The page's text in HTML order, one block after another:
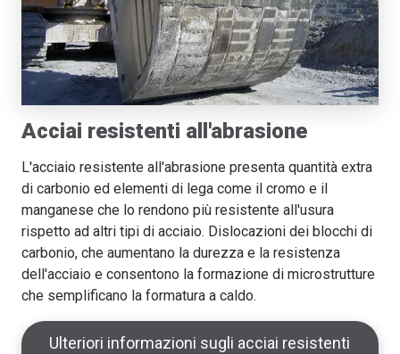
Acciai resistenti all'abrasione
L'acciaio resistente all'abrasione presenta quantità extra
di carbonio ed elementi di lega come il cromo e il
manganese che lo rendono più resistente all'usura
rispetto ad altri tipi di acciaio. Dislocazioni dei blocchi di
carbonio, che aumentano la durezza e la resistenza
dell'acciaio e consentono la formazione di microstrutture
che semplificano la formatura a caldo.
Ulteriori informazioni sugli acciai resistenti